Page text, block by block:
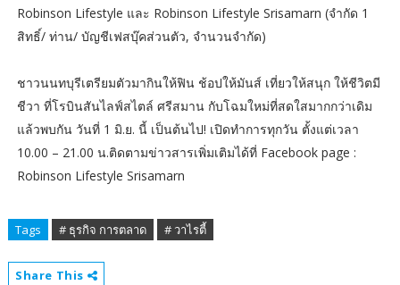
Robinson Lifestyle และ Robinson Lifestyle Srisamarn (จำกัด 1
สิทธิ์/ ท่าน/ บัญชีเฟสบุ๊คส่วนตัว, จำนวนจำกัด)
ชาวนนทบุรีเตรียมตัวมากินให้ฟิน ช้อปให้มันส์ เที่ยวให้สนุก ให้ชีวิตมี
ชีวา ที่โรบินสันไลฟ์สไตล์ ศรีสมาน กับโฉมใหม่ที่สดใสมากกว่าเดิม
แล้วพบกัน วันที่ 1 มิ.ย. นี้ เป็นต้นไป! เปิดทำการทุกวัน ตั้งแต่เวลา
10.00 – 21.00 น.ติดตามข่าวสารเพิ่มเติมได้ที่ Facebook page :
Robinson Lifestyle Srisamarn
Tags # ธุรกิจ การตลาด # วาไรตี้
Share This